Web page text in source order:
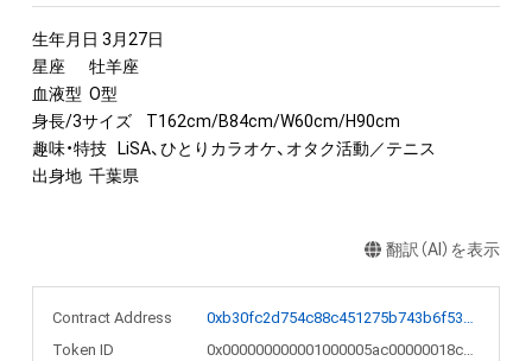
生年月日 3月27日
星座	牡羊座
血液型	O型
身長/3サイズ	T162cm/B84cm/W60cm/H90cm
趣味・特技	LiSA、ひとりカラオケ、オタク活動／テニス
出身地	千葉県
翻訳（AI）を表示
Contract Address
0xb30fc2d754c88c451275b743b6f530f19f643683
Token ID
0x000000000001000005ac00000018c74a